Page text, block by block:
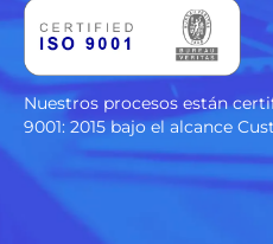
Nuestros procesos están
9001: 2015 bajo el alcance